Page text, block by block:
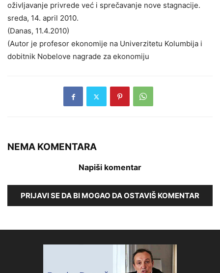
oživljavanje privrede već i sprečavanje nove stagnacije.
sreda, 14. april 2010.
(Danas, 11.4.2010)
(Autor je profesor ekonomije na Univerzitetu Kolumbija i
dobitnik Nobelove nagrade za ekonomiju
NEMA KOMENTARA
Napiši komentar
PRIJAVI SE DA BI MOGAO DA OSTAVIŠ KOMENTAR